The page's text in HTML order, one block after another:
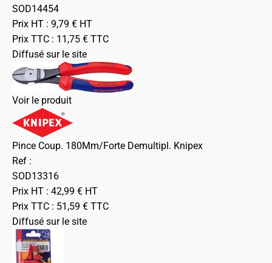
SOD14454
Prix HT : 9,79 € HT
Prix TTC : 11,75 € TTC
Diffusé sur le site
Voir le produit
Pince Coup. 180Mm/Forte Demultipl. Knipex
Ref :
SOD13316
Prix HT : 42,99 € HT
Prix TTC : 51,59 € TTC
Diffusé sur le site